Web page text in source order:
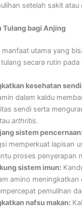
setelah sakit atau
Tulang bagi Anjing
manfaat utama yang
secara rutin pada
kesehatan
dalam kaldu
sendi serta
arthritis.
sistem
memperkuat lapisan
proses penyerapan
sistem imun:
amino meningkatkan
pemulihan
nafsu makan: